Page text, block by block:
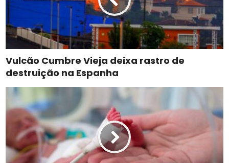
Vulcão Cumbre Vieja deixa rastro de
destruição na Espanha